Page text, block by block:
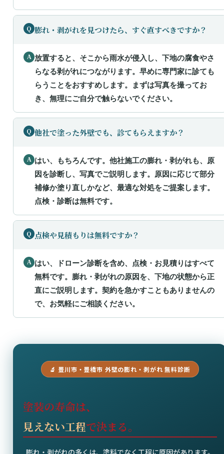
膨れ・剥がれを見つけたら、すぐ直すべきですか？
放置すると、そこから雨水が侵入し、下地の腐食やさ
らなる剥がれにつながります。早めに専門家に診ても
らうことをおすすめします。まずは写真を撮ってお
き、無理にご自分で触らないでください。
他社で塗った外壁でも、診てもらえますか？
はい、もちろんです。他社施工の膨れ・剥がれも、原
因を診断し、写真でご説明します。原因に応じて部分
補修か塗り直しかなど、最適な対処をご提案します。
点検・診断は無料です。
点検や見積もりは無料ですか？
はい、ドローン診断を含め、点検・お見積りはすべて
無料です。膨れ・剥がれの原因を、下地の状態から正
直にご説明します。契約を急かすこともありませんの
で、お気軽にご相談ください。
🔬 豊川市・豊橋市 外壁の膨れ・剥がれ 無料診断
塗装の寿命は、
見えない工程で決まる。
膨れ・剥がれの多くは、塗料でなく工程に原因があります。